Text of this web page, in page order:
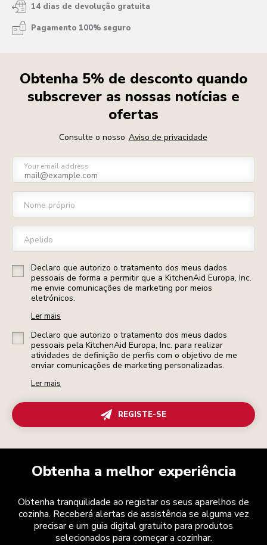
14 dias de devolução gratuita
Pagamento 100% seguro
Obtenha 5% de desconto quando
subscrever as nossas notícias e
ofertas
Consulte o nosso Aviso de privacidade
Your email address
Nome próprio
Apelido
Declaro que autorizo o tratamento dos meus dados
pessoais de forma a permitir que a KitchenAid Europa, Inc.
me envie comunicações de marketing por meios
eletrónicos.
Ler mais
Declaro que autorizo o tratamento dos meus dados
pessoais pela KitchenAid Europa, Inc. para realizar
atividades de definição de perfis com o objetivo de me
enviar comunicações de marketing personalizadas.
Ler mais
REGISTE-SE
Obtenha a melhor experiência
Obtenha tranquilidade ao registar os seus aparelhos de
cozinha. Receberá alertas de assistência se alguma vez
precisar e um guia digital gratuito para produtos
selecionados para começar a cozinhar.